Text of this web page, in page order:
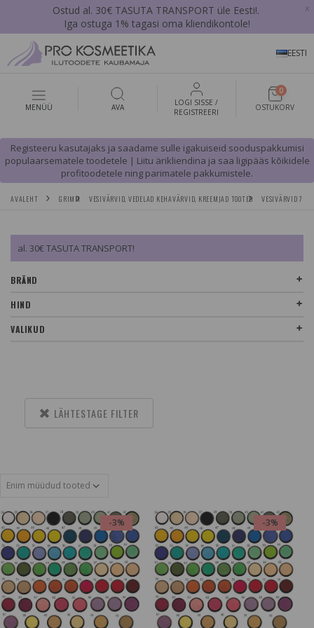
Ostud al. 30€ TASUTA TRANSPORT üle Eesti!.
Iga ostuga 1% tagasi oma kliendikontole!
x
EESTI
MENÜÜ AVA
LOGI SISSE /
REGISTREERI
0
OSTUKORV
Registeeru kasutajaks ja saadame sulle igakuiseid sooduspakkumisi
populaarsematele toodetele | Liitu ärikliendina ja saa ligipääs kõikidele
profitoodetele ning parimatele pakkumistele.
AVALEHT GRIMM VESIVÄRVID, VEDELAD KEHAVÄRVID, KREEMJAD TOOTED VESIVÄRVID 70
al. 30€ TASUTA TRANSPORT!
BRÄND
HIND
VALIKUD
LÄHTESTAGE FILTER
-3% -3%